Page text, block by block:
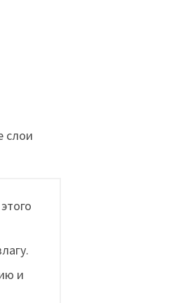
слои
и